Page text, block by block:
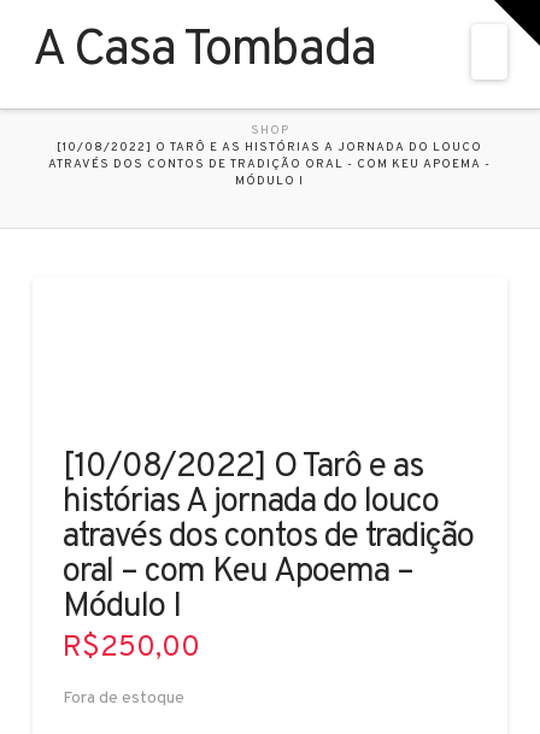
A Casa Tombada
HOME
SHOP
[10/08/2022] O TARÔ E AS HISTÓRIAS A JORNADA DO LOUCO
ATRAVÉS DOS CONTOS DE TRADIÇÃO ORAL - COM KEU APOEMA -
MÓDULO I
[10/08/2022] O Tarô e as
histórias A jornada do louco
através dos contos de tradição
oral – com Keu Apoema –
Módulo I
R$250,00
Fora de estoque